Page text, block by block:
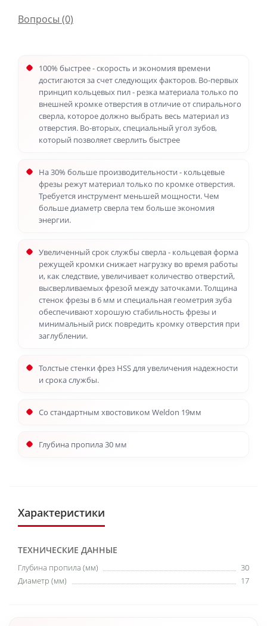
Вопросы (0)
100% быстрее - скорость и экономия времени
достигаются за счет следующих факторов. Во-первых
принцип кольцевых пил - резка материала только по
внешней кромке отверстия в отличие от спирального
сверла, которое должно выбрать весь материал из
отверстия. Во-вторых, специальный угол зубов,
который позволяет сверлить быстрее
На 30% больше производительности - кольцевые
фрезы режут материал только по кромке отверстия.
Требуется инструмент меньшей мощности. Чем
больше диаметр сверла тем больше экономия
энергии.
Увеличенный срок службы сверла - кольцевая форма
режущей кромки снижает нагрузку во время работы
и, как следствие, увеличивает количество отверстий,
высверливаемых фрезой между заточками. Толщина
стенок фрезы в 6 мм и специальная геометрия зуба
обеспечивают хорошую стабильность фрезы и
минимальный риск повредить кромку отверстия при
заглублении.
Толстые стенки фрез HSS для увеличения надежности
и срока службы.
Со стандартным хвостовиком Weldon 19мм
Глубина пропила 30 мм
Характеристики
ТЕХНИЧЕСКИЕ ДАННЫЕ
Глубина пропила (мм)
30
Диаметр (мм)
17